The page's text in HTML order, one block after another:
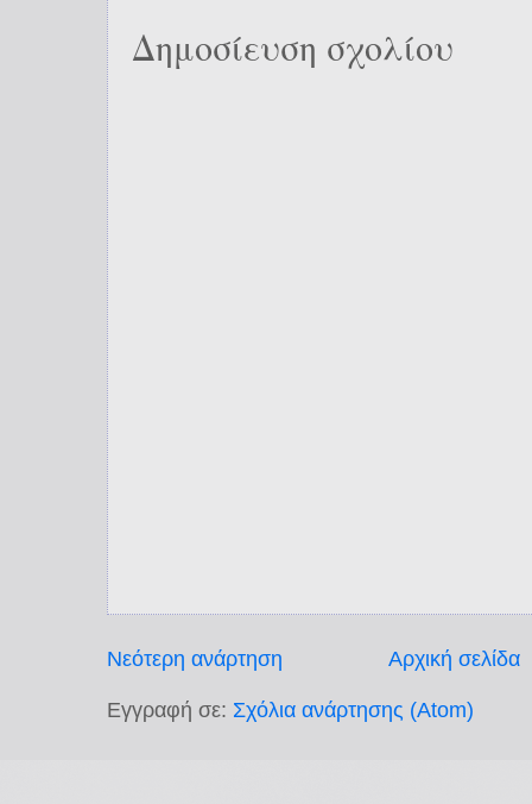
Δημοσίευση σχολίου
Νεότερη ανάρτηση Αρχική σελίδα
Εγγραφή σε: Σχόλια ανάρτησης (Atom)